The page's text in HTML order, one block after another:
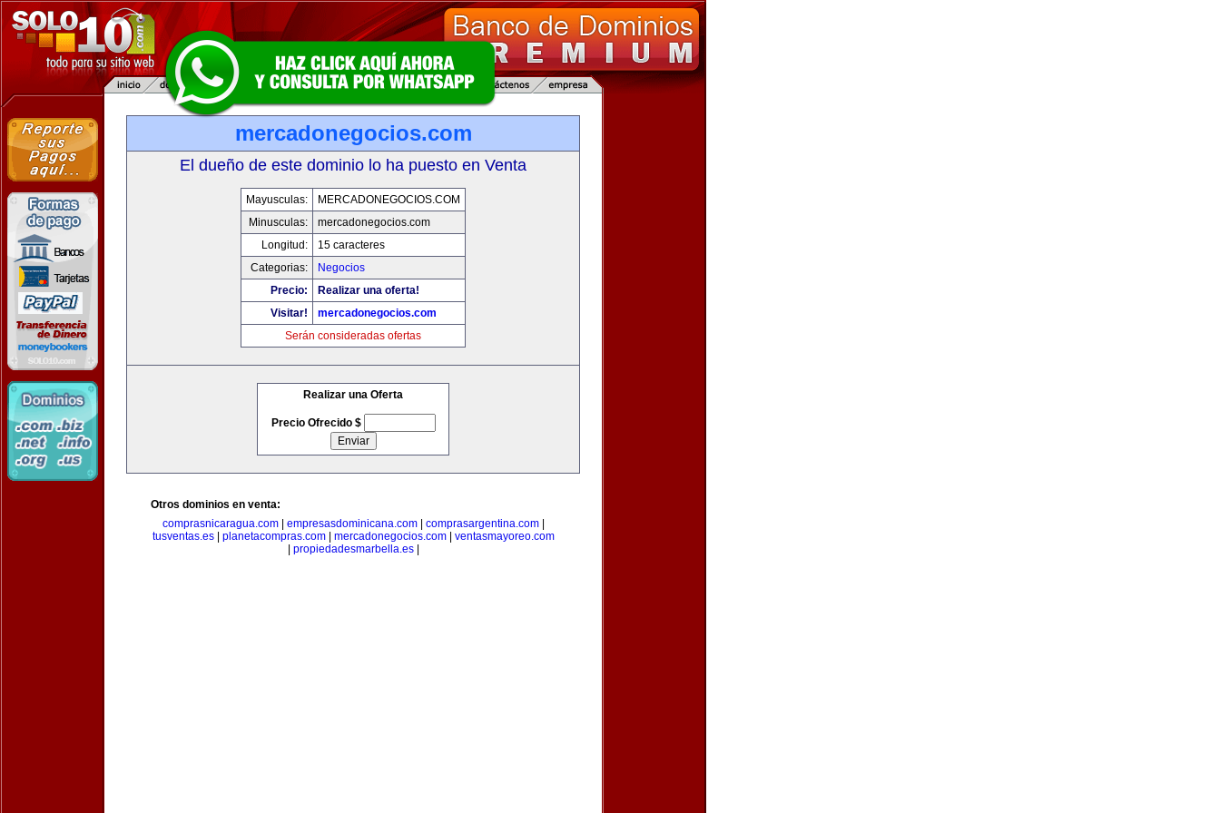
mercadonegocios.com
El dueño de este dominio lo ha puesto en Venta
Mayusculas:
MERCADONEGOCIOS.COM
Minusculas:
mercadonegocios.com
Longitud:
15 caracteres
Categorias:
Negocios
Precio:
Realizar una oferta!
Visitar!
mercadonegocios.com
Serán consideradas ofertas
Realizar una Oferta
Precio Ofrecido $
Otros dominios en venta:
comprasnicaragua.com| empresasdominicana.com| comprasargentina.com|
tusventas.es| planetacompras.com| mercadonegocios.com| ventasmayoreo.com
propiedadesmarbella.es|